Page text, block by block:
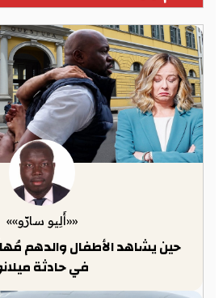
««أَلِيو سارّو»»
حين يشاهد الأطفال والدهم
في حادثة